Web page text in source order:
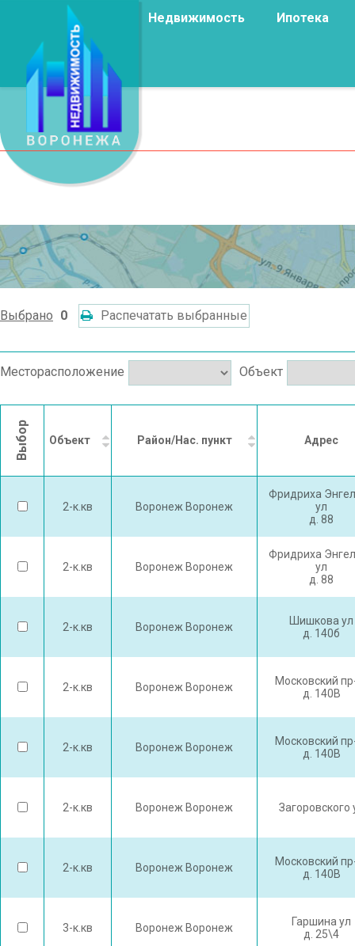
Недвижимость Ипотека
Выбрано 0 Распечатать выбранные
Месторасположение Объект
Выбор Объект Район/Нас. пункт Адрес
2-к.кв Воронеж Воронеж
Фридриха
ул
д. 88
2-к.кв Воронеж Воронеж
Фридриха
ул
д. 88
2-к.кв Воронеж Воронеж
Шишкова ул
д. 140б
2-к.кв Воронеж Воронеж
Московский
д. 140В
2-к.кв Воронеж Воронеж
Московский
д. 140В
2-к.кв Воронеж Воронеж Загоровского
2-к.кв Воронеж Воронеж
Московский
д. 140В
3-к.кв Воронеж Воронеж
Гаршина ул
д. 25\4